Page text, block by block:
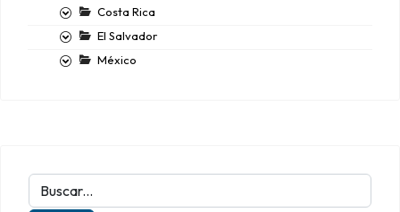
Costa Rica
El Salvador
México